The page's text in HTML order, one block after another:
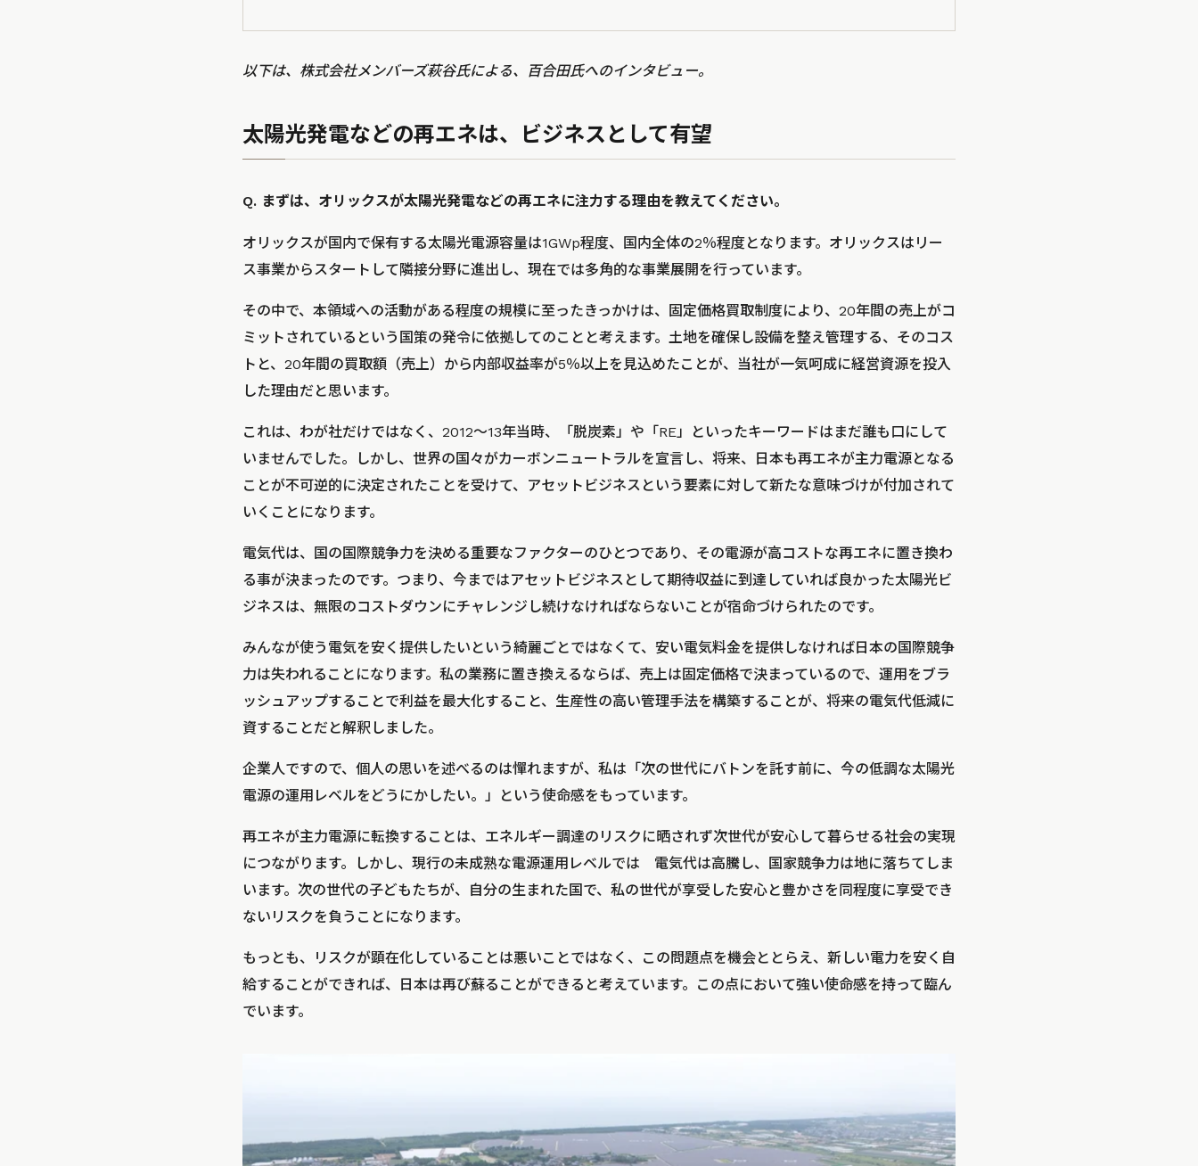
以下は、株式会社メンバーズ萩谷氏による、百合田氏へのインタビュー。
太陽光発電などの再エネは、ビジネスとして有望
Q. まずは、オリックスが太陽光発電などの再エネに注力する理由を教えてください。
オリックスが国内で保有する太陽光電源容量は1GWp程度、国内全体の2％程度となります。オリックスはリー
ス事業からスタートして隣接分野に進出し、現在では多角的な事業展開を行っています。
その中で、本領域への活動がある程度の規模に至ったきっかけは、固定価格買取制度により、20年間の売上がコ
ミットされているという国策の発令に依拠してのことと考えます。土地を確保し設備を整え管理する、そのコス
トと、20年間の買取額（売上）から内部収益率が5％以上を見込めたことが、当社が一気呵成に経営資源を投入
した理由だと思います。
これは、わが社だけではなく、2012～13年当時、「脱炭素」や「RE」といったキーワードはまだ誰も口にして
いませんでした。しかし、世界の国々がカーボンニュートラルを宣言し、将来、日本も再エネが主力電源となる
ことが不可逆的に決定されたことを受けて、アセットビジネスという要素に対して新たな意味づけが付加されて
いくことになります。
電気代は、国の国際競争力を決める重要なファクターのひとつであり、その電源が高コストな再エネに置き換わ
る事が決まったのです。つまり、今まではアセットビジネスとして期待収益に到達していれば良かった太陽光ビ
ジネスは、無限のコストダウンにチャレンジし続けなければならないことが宿命づけられたのです。
みんなが使う電気を安く提供したいという綺麗ごとではなくて、安い電気料金を提供しなければ日本の国際競争
力は失われることになります。私の業務に置き換えるならば、売上は固定価格で決まっているので、運用をブラ
ッシュアップすることで利益を最大化すること、生産性の高い管理手法を構築することが、将来の電気代低減に
資することだと解釈しました。
企業人ですので、個人の思いを述べるのは憚れますが、私は「次の世代にバトンを託す前に、今の低調な太陽光
電源の運用レベルをどうにかしたい。」という使命感をもっています。
再エネが主力電源に転換することは、エネルギー調達のリスクに晒されず次世代が安心して暮らせる社会の実現
につながります。しかし、現行の未成熟な電源運用レベルでは 電気代は高騰し、国家競争力は地に落ちてしま
います。次の世代の子どもたちが、自分の生まれた国で、私の世代が享受した安心と豊かさを同程度に享受でき
ないリスクを負うことになります。
もっとも、リスクが顕在化していることは悪いことではなく、この問題点を機会ととらえ、新しい電力を安く自
給することができれば、日本は再び蘇ることができると考えています。この点において強い使命感を持って臨ん
でいます。